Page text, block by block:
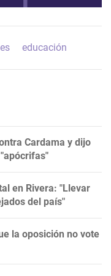
educación
Cardama y dijo
en Rivera: "Llevar
del país"
la oposición no vote